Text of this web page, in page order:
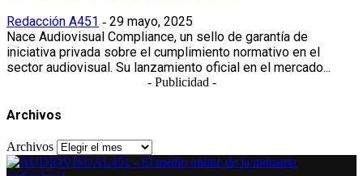
Redacción A451 - 29 mayo, 2025
Nace Audiovisual Compliance, un sello de garantía de
iniciativa privada sobre el cumplimiento normativo en el
sector audiovisual. Su lanzamiento oficial en el mercado...
- Publicidad -
Archivos
Archivos